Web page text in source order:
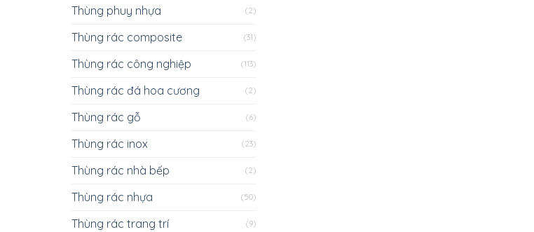
Thùng phuy nhựa (2)
Thùng rác composite (31)
Thùng rác công nghiệp (113)
Thùng rác đá hoa cương (2)
Thùng rác gỗ (6)
Thùng rác inox (23)
Thùng rác nhà bếp (2)
Thùng rác nhựa (50)
Thùng rác trang trí (9)